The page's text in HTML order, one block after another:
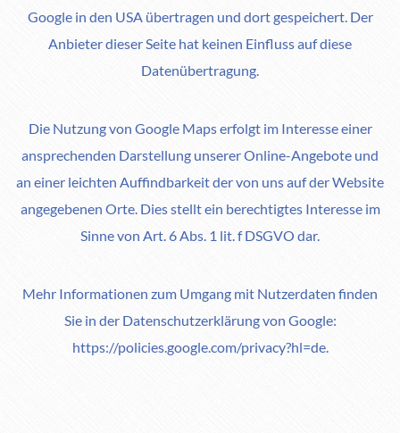
Google in den USA übertragen und dort gespeichert. Der
Anbieter dieser Seite hat keinen Einfluss auf diese
Datenübertragung.
Die Nutzung von Google Maps erfolgt im Interesse einer
ansprechenden Darstellung unserer Online-Angebote und
an einer leichten Auffindbarkeit der von uns auf der Website
angegebenen Orte. Dies stellt ein berechtigtes Interesse im
Sinne von Art. 6 Abs. 1 lit. f DSGVO dar.
Mehr Informationen zum Umgang mit Nutzerdaten finden
Sie in der Datenschutzerklärung von Google:
https://policies.google.com/privacy?hl=de.